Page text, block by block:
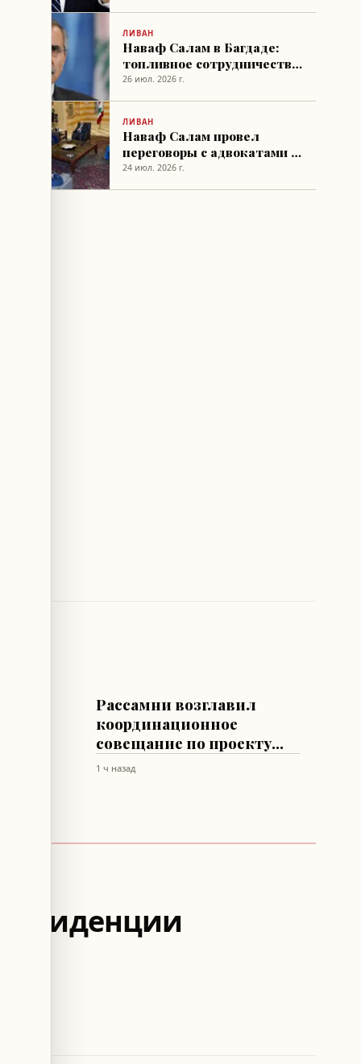
ЛИВАН
Наваф Салам в Багдаде:
топливное сотрудничество
с Ираком в центре
26 июл. 2026 г.
ЛИВАН
Наваф Салам провел
переговоры с адвокатами и
родственниками
24 июл. 2026 г.
Рассамни возглавил
координационное
совещание по проекту
IMEC
1 ч назад